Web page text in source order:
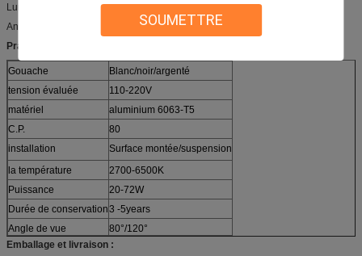
SOUMETTRE
Lumen élevé, 110lm/W.
Angle 80°/120° anti-éblouissant.
Prameter :
Gouache
Blanc/noir/argenté
tension évaluée
110-220V
matériel
aluminium 6063-T5
C.P.
80
installation
Surface montée/suspension
la température
2700-6500K
Puissance
20-72W
Durée de conservation3 -5years
Angle de vue
80°/120°
Emballage et livraison :